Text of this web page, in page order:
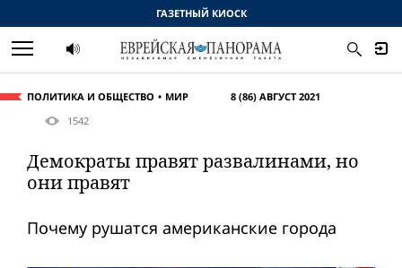
ПОЛИТИКА И ОБЩЕСТВО МИР
8 (86) АВГУСТ 2021
1542
Демократы правят развалинами, но
они правят
Почему рушатся американские города
ГАЗЕТНЫЙ КИОСК